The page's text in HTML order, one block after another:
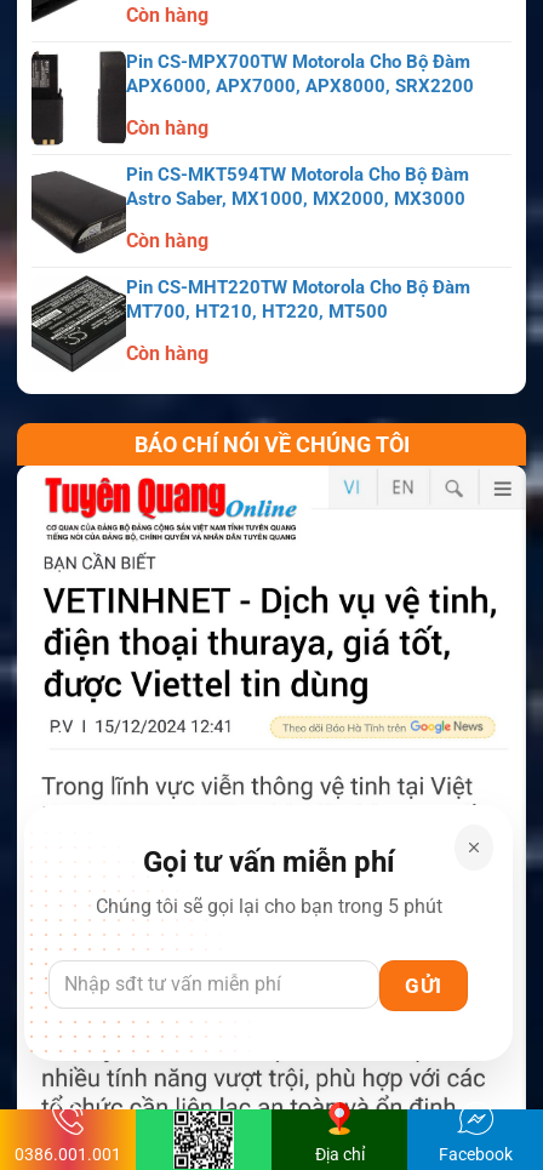
Còn hàng
Pin CS-MPX700TW Motorola Cho Bộ Đàm
APX6000, APX7000, APX8000, SRX2200
Còn hàng
Pin CS-MKT594TW Motorola Cho Bộ Đàm
Astro Saber, MX1000, MX2000, MX3000
Còn hàng
Pin CS-MHT220TW Motorola Cho Bộ Đàm
MT700, HT210, HT220, MT500
Còn hàng
BÁO CHÍ NÓI VỀ CHÚNG TÔI
Gọi tư vấn miễn phí
Chúng tôi sẽ gọi lại cho bạn trong 5 phút
0386.001.001 Địa chỉ Facebook